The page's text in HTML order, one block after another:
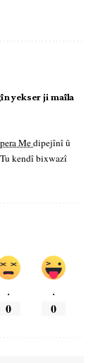
yekser ji maîla
Medipejînî û
kendî bixwazî
.
0
.
0